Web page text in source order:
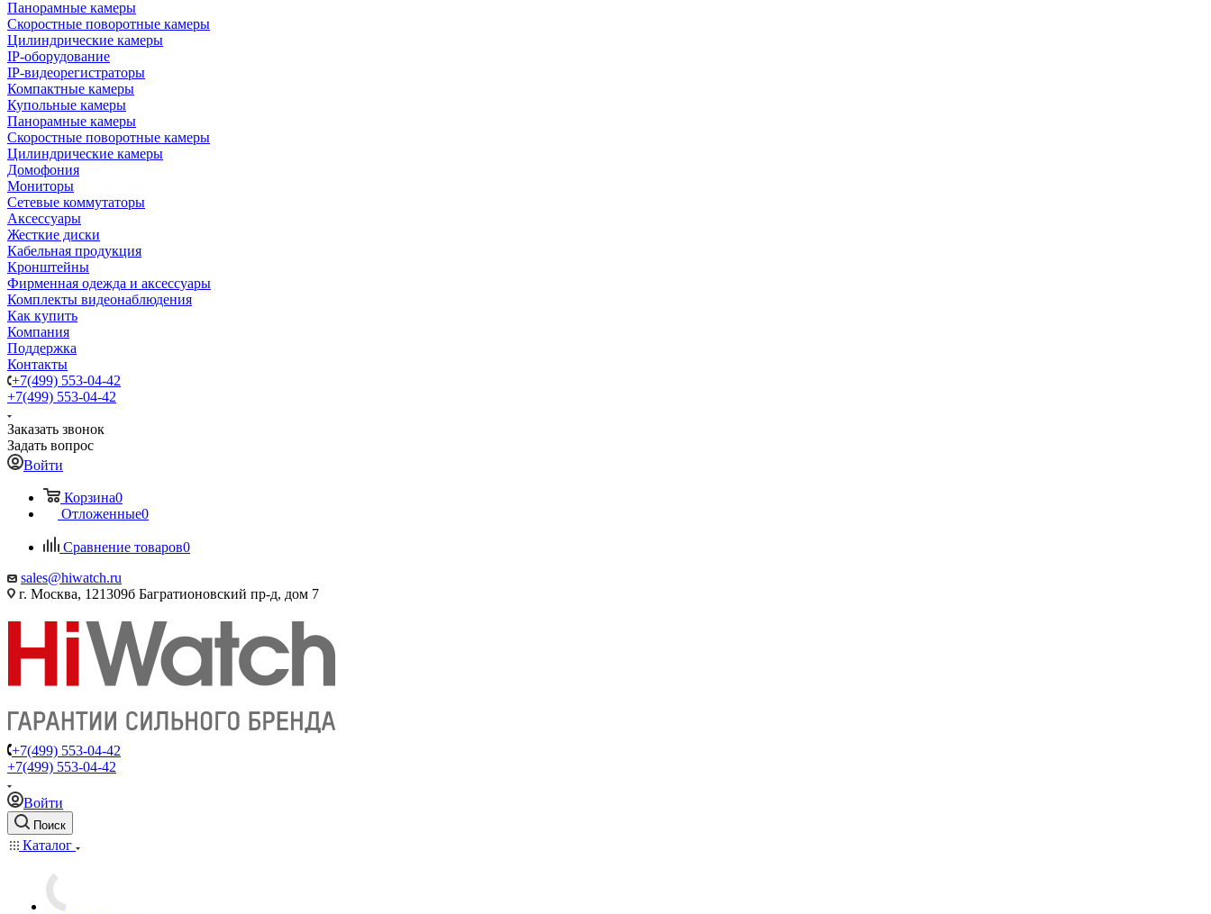
Панорамные камеры
Скоростные поворотные камеры
Цилиндрические камеры
IP-оборудование
IP-видеорегистраторы
Компактные камеры
Купольные камеры
Панорамные камеры
Скоростные поворотные камеры
Цилиндрические камеры
Домофония
Мониторы
Сетевые коммутаторы
Аксессуары
Жесткие диски
Кабельная продукция
Кронштейны
Фирменная одежда и аксессуары
Комплекты видеонаблюдения
Как купить
Компания
Поддержка
Контакты
+7(499) 553-04-42
+7(499) 553-04-42
Заказать звонок
Задать вопрос
Войти
Корзина0
Отложенные0
Сравнение товаров0
sales@hiwatch.ru
г. Москва, 121309б Багратионовский пр-д, дом 7
+7(499) 553-04-42
+7(499) 553-04-42
Войти
Поиск
Каталог